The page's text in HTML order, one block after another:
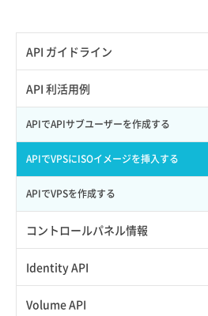
API ガイドライン
APIのご利用について
API 利活用例
APIでAPIサブユーザーを作成する
APIでVPSにISOイメージを挿入する
APIでVPSを作成する
コントロールパネル情報
APIユーザーを作成する
API情報を確認する
Identity API
Credential一覧取得
Volume API